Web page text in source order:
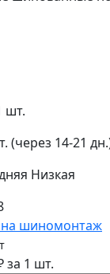
шт.
(через 14-21
Низкая
на шиномонтаж
за 1 шт.